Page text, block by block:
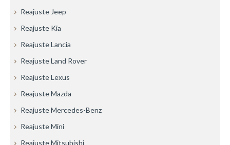
Reajuste Jeep
Reajuste Kia
Reajuste Lancia
Reajuste Land Rover
Reajuste Lexus
Reajuste Mazda
Reajuste Mercedes-Benz
Reajuste Mini
Reajuste Mitsubishi